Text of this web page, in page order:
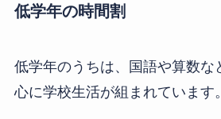
低学年の時間割
低学年のうちは、国語や算数な
心に学校生活が組まれています。